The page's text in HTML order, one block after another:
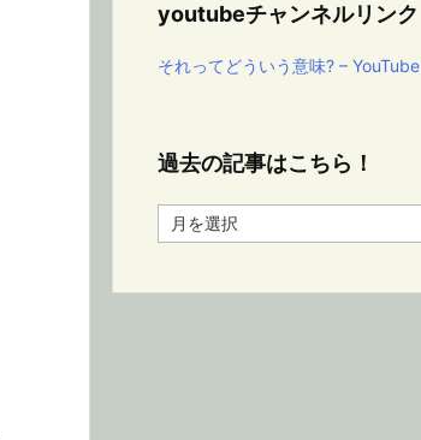
youtubeチャンネルリンク
それってどういう意味? – YouTube
過去の記事はこちら！
去